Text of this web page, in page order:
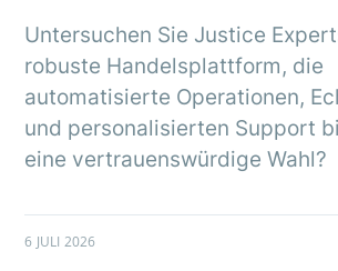
Untersuchen Sie Justice
robuste Handelsplattform, die
automatisierte Operationen,
und personalisierten Support
eine vertrauenswürdige Wahl?
6 JULI 2026